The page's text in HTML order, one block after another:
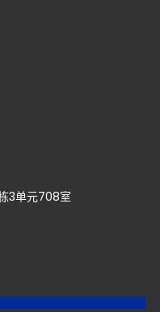
3单元708室